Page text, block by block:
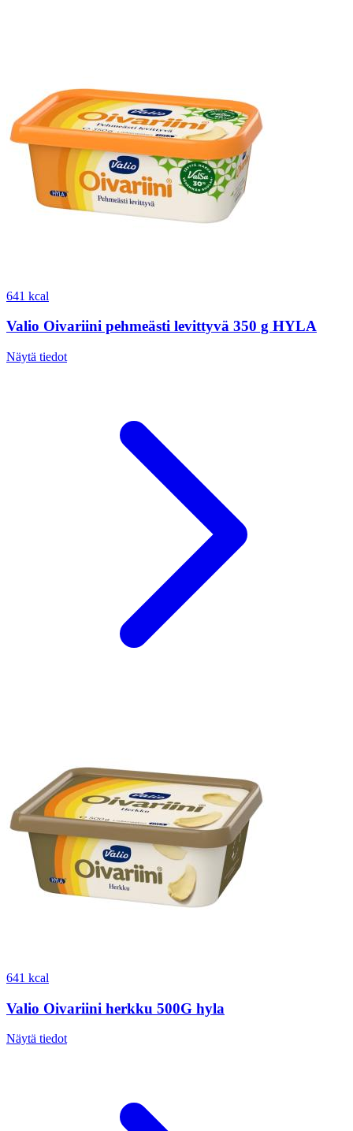
641 kcal
Valio Oivariini pehmeästi levittyvä 350 g HYLA
Näytä tiedot
641 kcal
Valio Oivariini herkku 500G hyla
Näytä tiedot